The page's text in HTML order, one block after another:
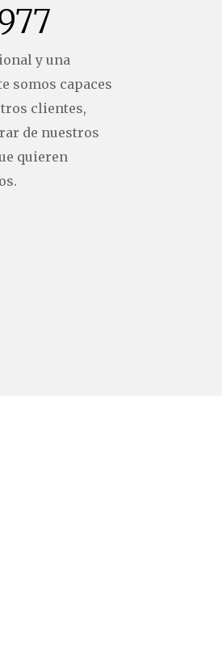
y una
somos capaces
clientes,
de nuestros
quieren